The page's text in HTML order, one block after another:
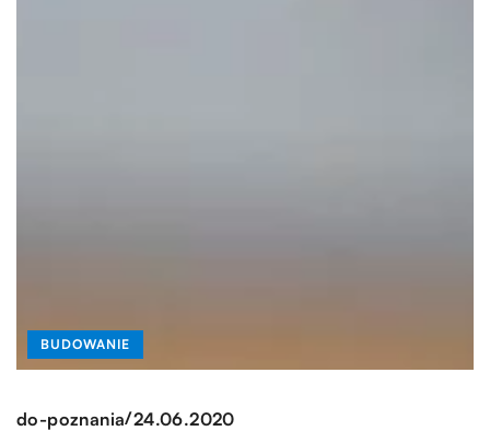
BUDOWANIE
do-poznania/24.06.2020